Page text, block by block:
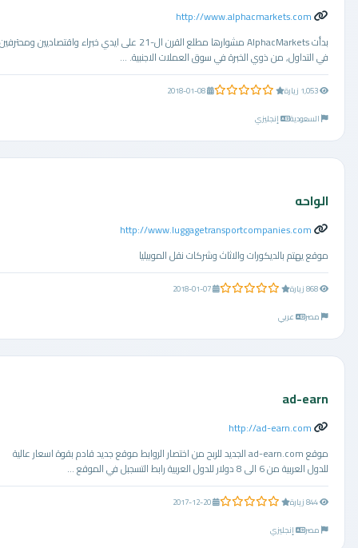
http://www.alphacmarkets.com
بدأت AlphacMarkets مشوارها مطلع القرن ال-21 على ايدي خبراء واقتصاديين ومحترفين
في التداول, من ذوي الخبرة في سوق العملات الاجنبية. ...
0.0 من 5 نجوم
2018-01-08
السعودية
إنجليزي
الواحه
http://www.luggagetransportcompanies.com
موقع يهتم بالديكورات والاثاث وشركات نقل الموبيليا
0.0 من 5 نجوم
2018-01-07
مصر
عربي
ad-earn
http://ad-earn.com
موقع ad-earn.com الجديد للربح من اختصار الروابط موقع جديد قادم بقوة اسعار عالية
للدول العربية من 6 الى 8 دولار للدول العربية رابط التسجبل في الموقع ...
0.0 من 5 نجوم
2017-12-20
مصر
إنجليزي